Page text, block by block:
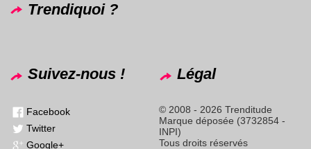
Trendiquoi ?
Suivez-nous !
Facebook
Twitter
Google+
Légal
© 2008 - 2026 Trenditude
Marque déposée (3732854 -
INPI)
Tous droits réservés